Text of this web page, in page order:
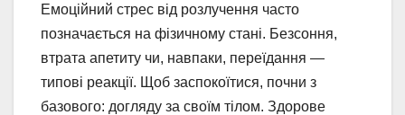
Емоційний стрес від розлучення часто
позначається на фізичному стані. Безсоння,
втрата апетиту чи, навпаки, переїдання —
типові реакції. Щоб заспокоїтися, почни з
базового: догляду за своїм тілом. Здорове